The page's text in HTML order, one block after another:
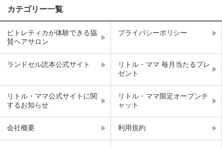
カテゴリー一覧
ピトレティカが体験できる協
賛ヘアサロン
プライバシーポリシー
ランドセル読本公式サイト
リトル・ママ 毎月当たるプレ
ゼント
リトル・ママ公式サイトに関
するお知らせ
リトル・ママ限定オープンチ
ャット
会社概要 利用規約